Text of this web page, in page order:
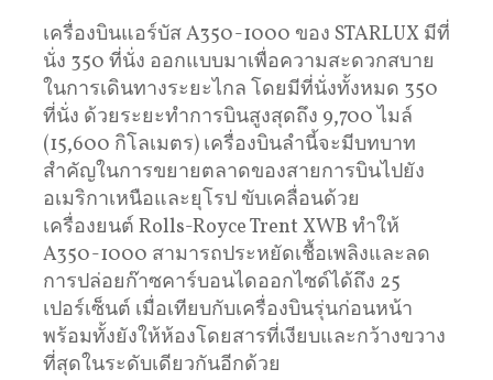
เครื่องบินแอร์บัส A350-1000 ของ STARLUX มีที่
นั่ง 350 ที่นั่ง ออกแบบมาเพื่อความสะดวกสบาย
ในการเดินทางระยะไกล โดยมีที่นั่งทั้งหมด 350
ที่นั่ง ด้วยระยะทำการบินสูงสุดถึง 9,700 ไมล์
(15,600 กิโลเมตร) เครื่องบินลำนี้จะมีบทบาท
สำคัญในการขยายตลาดของสายการบินไปยัง
อเมริกาเหนือและยุโรป ขับเคลื่อนด้วย
เครื่องยนต์ Rolls-Royce Trent XWB ทำให้
A350-1000 สามารถประหยัดเชื้อเพลิงและลด
การปล่อยก๊าซคาร์บอนไดออกไซด์ได้ถึง 25
เปอร์เซ็นต์ เมื่อเทียบกับเครื่องบินรุ่นก่อนหน้า
พร้อมทั้งยังให้ห้องโดยสารที่เงียบและกว้างขวาง
ที่สุดในระดับเดียวกันอีกด้วย